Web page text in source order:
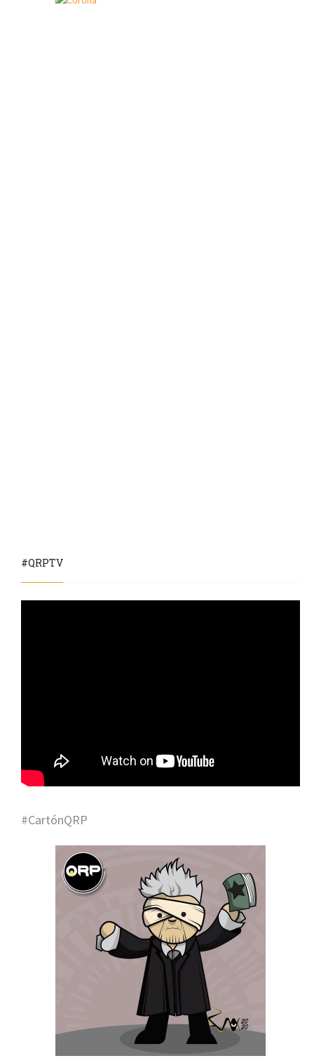
#QRPTV
#CartónQRP
Placebo Anuncian Su Nuevo Disco